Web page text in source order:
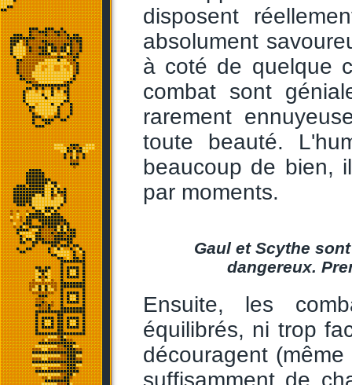
disposent
absolument
à coté de quelque
combat sont
rarement
toute beauté.
beaucoup de bien,
par moments.
Gaul et Scythe
dangereux.
Ensuite, les
équilibrés, ni trop
découragent
suffisamment de